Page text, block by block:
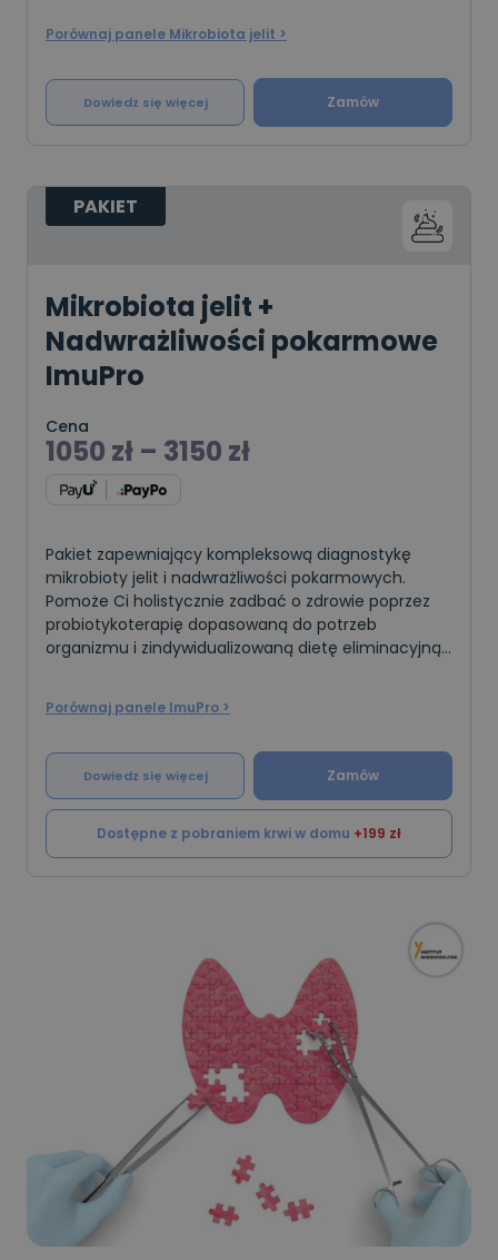
Porównaj panele Mikrobiota jelit >
Dowiedz się więcej Zamów
PAKIET
Mikrobiota jelit +
Nadwrażliwości pokarmowe
ImuPro
Cena
1050 zł – 3150 zł
Pakiet zapewniający kompleksową diagnostykę
mikrobioty jelit i nadwrażliwości pokarmowych.
Pomoże Ci holistycznie zadbać o zdrowie poprzez
probiotykoterapię dopasowaną do potrzeb
organizmu i zindywidualizowaną dietę eliminacyjną.
Porównaj panele ImuPro >
Dowiedz się więcej Zamów
Dostępne z pobraniem krwi w domu +199 zł